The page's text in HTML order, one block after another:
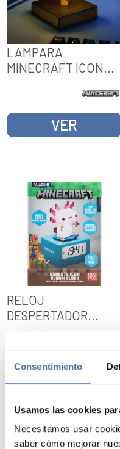
Consentimiento
Usamos las cookies
Necesitamos usar
saber cómo mejorar
LAMPARA
MINECRAFT ICON
VER
RELOJ
DESPERTADOR
AXOLOTL
VER